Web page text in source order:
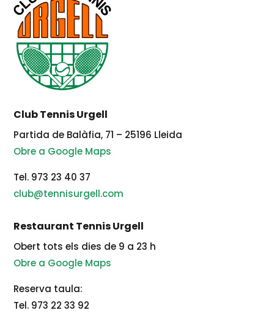
Club Tennis Urgell
Partida de Balàfia, 71 – 25196 Lleida
Obre a Google Maps
Tel. 973 23 40 37
club@tennisurgell.com
Restaurant Tennis Urgell
Obert tots els dies de 9 a 23 h
Obre a Google Maps
Reserva taula:
Tel. 973 22 33 92